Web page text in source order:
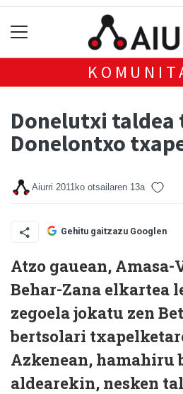
Donelutxi taldea
Donelontxo
Aiurri 2011ko otsailaren 13a
Gehitu gaitzazu Googlen
Atzo gauean,
Behar-Zana elkartea
zegoela jokatu zen
bertsolari
Azkenean, hamahiru
aldearekin, nesken